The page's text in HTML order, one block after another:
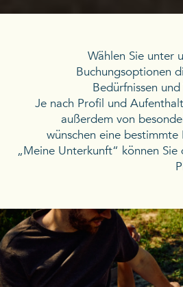
Wählen Sie unter
Buchungsoptionen
Bedürfnissen
Je nach Profil und
außerdem von
wünschen eine
„Meine Unterkunft“ können